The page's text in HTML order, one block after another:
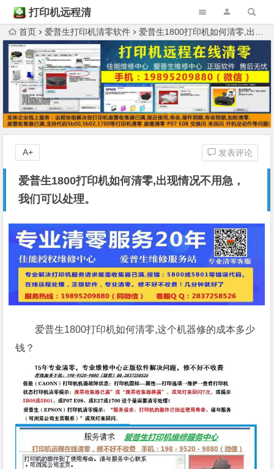
打印机远程清
零首页 爱普生打印机清零软件 爱普生1800打印机如何清零,出现情况不用急，我们可以处理。
爱普生1800打印机如何清零,出现情况不用急，
我们可以处理。
发表评论
A+
爱普生1800打印机如何清零,这个机器修的成本多少
钱？